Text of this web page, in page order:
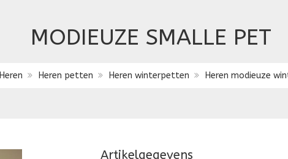
MODIEUZE SMALLE PET
Heren Heren petten Heren winterpetten Heren modieuze
Artikelgegevens